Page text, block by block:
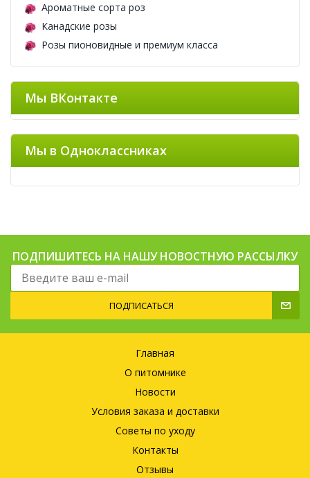
Ароматные сорта роз
Канадские розы
Розы пионовидные и премиум класса
Мы ВКонтакте
Мы в Одноклассниках
ПОДПИШИТЕСЬ НА НАШУ НОВОСТНУЮ РАССЫЛКУ
ПОДПИСАТЬСЯ
Главная
О питомнике
Новости
Условия заказа и доставки
Советы по уходу
Контакты
Отзывы